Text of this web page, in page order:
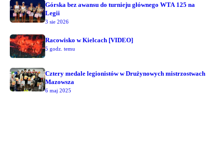
Górska bez awansu do turnieju głównego WTA 125 na
Legii
3 sie 2026
Racowisko w Kielcach [VIDEO]
5 godz. temu
Cztery medale legionistów w Drużynowych mistrzostwach
Mazowsza
6 maj 2025